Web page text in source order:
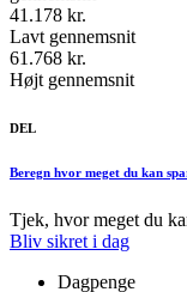
41.178 kr.
Lavt gennemsnit
61.768 kr.
Højt gennemsnit
DEL
Beregn hvor meget du kan
Tjek, hvor meget du
Bliv sikret i dag
Dagpenge